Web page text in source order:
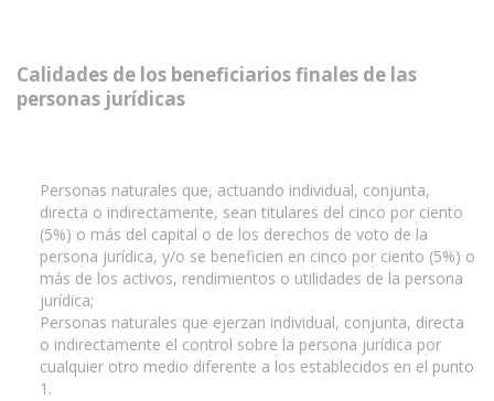
Calidades de los beneficiarios finales de las
personas jurídicas
Personas naturales que, actuando individual, conjunta,
directa o indirectamente, sean titulares del cinco por ciento
(5%) o más del capital o de los derechos de voto de la
persona jurídica, y/o se beneficien en cinco por ciento (5%) o
más de los activos, rendimientos o utilidades de la persona
jurídica;
Personas naturales que ejerzan individual, conjunta, directa
o indirectamente el control sobre la persona jurídica por
cualquier otro medio diferente a los establecidos en el punto
1.